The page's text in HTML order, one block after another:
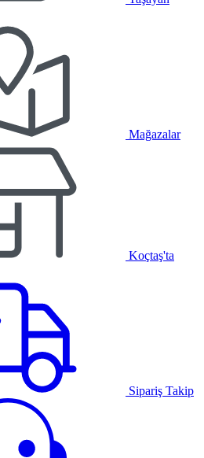
Mağazalar
Koçtaş'ta
Sipariş Takip